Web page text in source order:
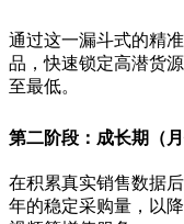
通过这一漏斗式的精
品，快速锁定高潜货
至最低。
第二阶段：成长期（月
在积累真实销售数据
年的稳定采购量，以